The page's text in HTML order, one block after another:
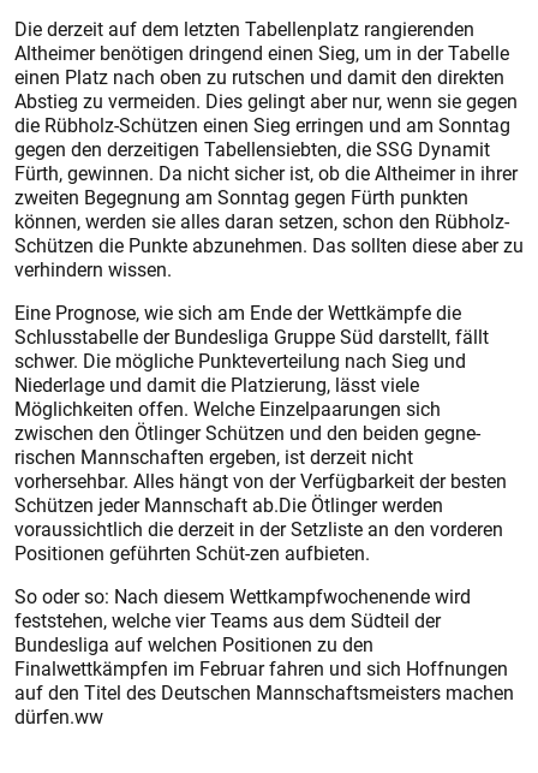
Die derzeit auf dem letzten Tabellenplatz rangierenden
Altheimer benötigen dringend einen Sieg, um in der Tabelle
einen Platz nach oben zu rutschen und damit den direkten
Abstieg zu vermeiden. Dies gelingt aber nur, wenn sie gegen
die Rübholz-Schützen einen Sieg erringen und am Sonntag
gegen den derzeitigen Tabellensiebten, die SSG Dynamit
Fürth, gewinnen. Da nicht sicher ist, ob die Altheimer in ihrer
zweiten Begegnung am Sonntag gegen Fürth punkten
können, werden sie alles daran setzen, schon den Rübholz-
Schützen die Punkte abzunehmen. Das sollten diese aber zu
verhindern wissen.
Eine Prognose, wie sich am Ende der Wettkämpfe die
Schlusstabelle der Bundesliga Gruppe Süd darstellt, fällt
schwer. Die mögliche Punkteverteilung nach Sieg und
Niederlage und damit die Platzierung, lässt viele
Möglichkeiten offen. Welche Einzelpaarungen sich
zwischen den Ötlinger Schützen und den beiden gegne-
rischen Mannschaften ergeben, ist derzeit nicht
vorhersehbar. Alles hängt von der Verfügbarkeit der besten
Schützen jeder Mannschaft ab.Die Ötlinger werden
voraussichtlich die derzeit in der Setzliste an den vorderen
Positionen geführten Schüt-zen aufbieten.
So oder so: Nach diesem Wettkampfwochenende wird
feststehen, welche vier Teams aus dem Südteil der
Bundesliga auf welchen Positionen zu den
Finalwettkämpfen im Februar fahren und sich Hoffnungen
auf den Titel des Deutschen Mannschaftsmeisters machen
dürfen.ww